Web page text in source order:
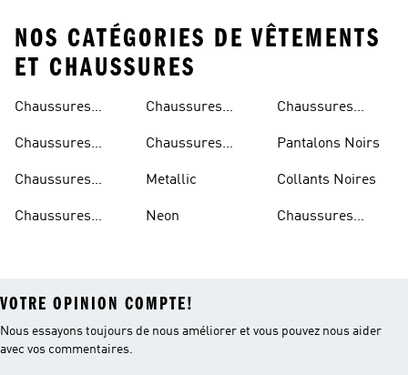
NOS CATÉGORIES DE VÊTEMENTS
ET CHAUSSURES
Chaussures
Chaussures
Chaussures
Chaussures
Chaussures
Chaussures
Metallic
Neon
Chaussures
Pantalons Noirs
Collants Noires
Chaussures
VOTRE OPINION COMPTE!
Nous essayons toujours de nous améliorer et vous pouvez nous aider
avec vos commentaires.